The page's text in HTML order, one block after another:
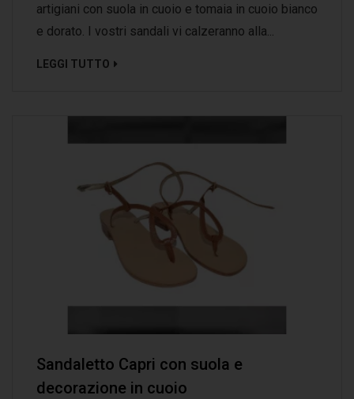
artigiani con suola in cuoio e tomaia in cuoio bianco
e dorato. I vostri sandali vi calzeranno alla...
LEGGI TUTTO
Sandaletto Capri con suola e
decorazione in cuoio